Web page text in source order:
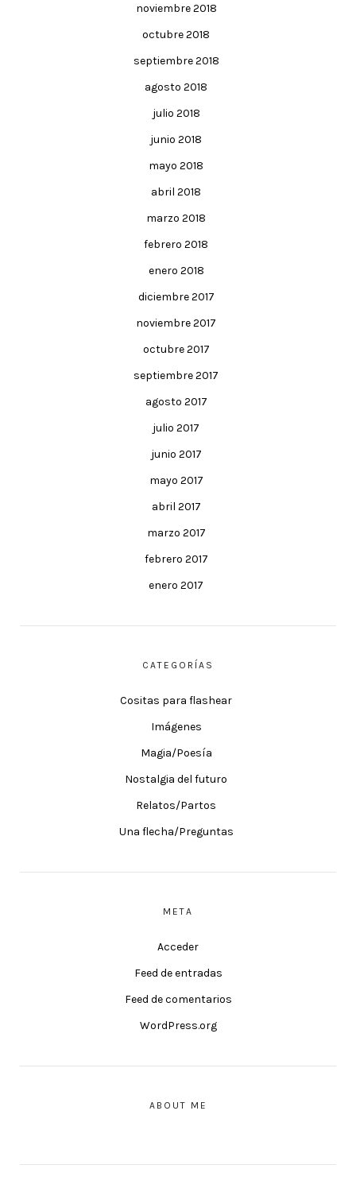
noviembre 2018
octubre 2018
septiembre 2018
agosto 2018
julio 2018
junio 2018
mayo 2018
abril 2018
marzo 2018
febrero 2018
enero 2018
diciembre 2017
noviembre 2017
octubre 2017
septiembre 2017
agosto 2017
julio 2017
junio 2017
mayo 2017
abril 2017
marzo 2017
febrero 2017
enero 2017
CATEGORÍAS
Cositas para flashear
Imágenes
Magia/Poesía
Nostalgia del futuro
Relatos/Partos
Una flecha/Preguntas
META
Acceder
Feed de entradas
Feed de comentarios
WordPress.org
ABOUT ME